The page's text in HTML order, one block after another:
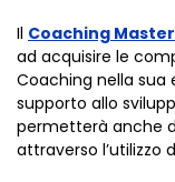
Il Coaching
ad acquisire le
Coaching nella sua
supporto allo
permetterà anche
attraverso l’utilizzo